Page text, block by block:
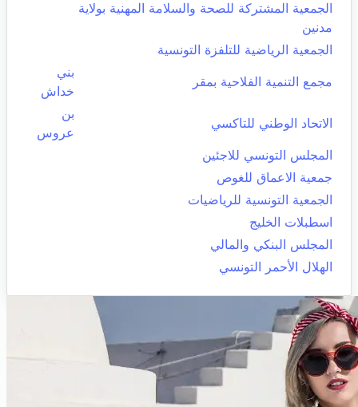
الجمعية المشتركة للصحة والسلامة المهنية بولاية
مدنين
الجمعية الرياضية للتلفزة التونسية
مجمع التنمية الفلاحية بمقر
بني
خداش
الاتحاد الوطني للتاكسي
بن
عروس
المجلس التونسي للاجئين
جمعية الاعماق للغوص
الجمعية التونسية للرياضيات
اسطبلات الخليج
المجلس البنكي والمالي
الهلال الأحمر التونسي